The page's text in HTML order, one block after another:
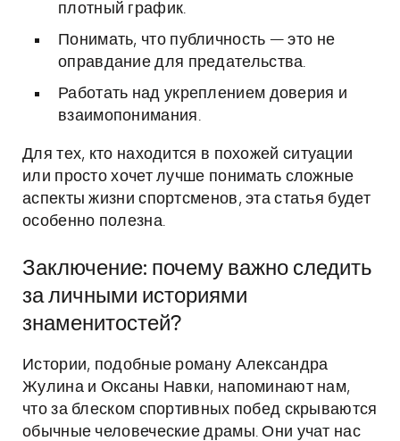
плотный график.
Понимать, что публичность — это не
оправдание для предательства.
Работать над укреплением доверия и
взаимопонимания.
Для тех, кто находится в похожей ситуации
или просто хочет лучше понимать сложные
аспекты жизни спортсменов, эта статья будет
особенно полезна.
Заключение: почему важно следить
за личными историями
знаменитостей?
Истории, подобные роману Александра
Жулина и Оксаны Навки, напоминают нам,
что за блеском спортивных побед скрываются
обычные человеческие драмы. Они учат нас